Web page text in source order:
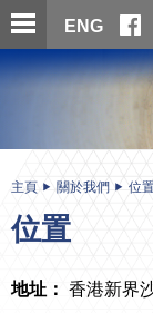
跳
至
主
內
ENG
主
内
主頁 關於我們 位
位置
地址： 香港新界